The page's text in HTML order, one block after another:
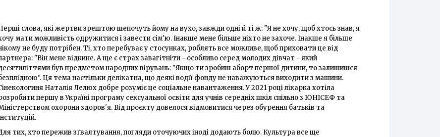
слова, які жертви зрештою шепочуть йому на вухо, завжди одні й ті ж: "Я не хочу, щоб хтось знав, я
мати можливість одружитися і завести сім'ю. Інакше мене більше ніхто не захоче. Інакше я більше
не буду потрібен. Ті, хто перебуває у стосунках, роблять все можливе, щоб приховати це від
"Він мене відкине. А ще є страх завагітніти - особливо серед молодих дівчат - який
був предметом народних вірувань: "Якщо ти зробиш аборт першої дитини, то залишишся
Ця тема настільки делікатна, що деякі водії фонду не наважуються виходити з машини.
Наталія Лелюх добре розуміє це соціальне навантаження. У 2021 році лікарка хотіла
першу в Україні програму сексуальної освіти для учнів середніх шкіл спільно з ЮНІСЕФ та
охорони здоров'я. Від проєкту довелося відмовитися через обурення батьків та
тих, хто пережив зґвалтування, погляди оточуючих іноді додають болю. Культура все ще